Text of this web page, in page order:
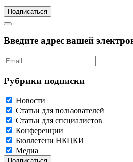
Подписаться
Введите адрес вашей
Рубрики подписки
Новости
Статьи для пользователей
Статьи для специалистов
Конференции
Бюллетени НКЦКИ
Медиа